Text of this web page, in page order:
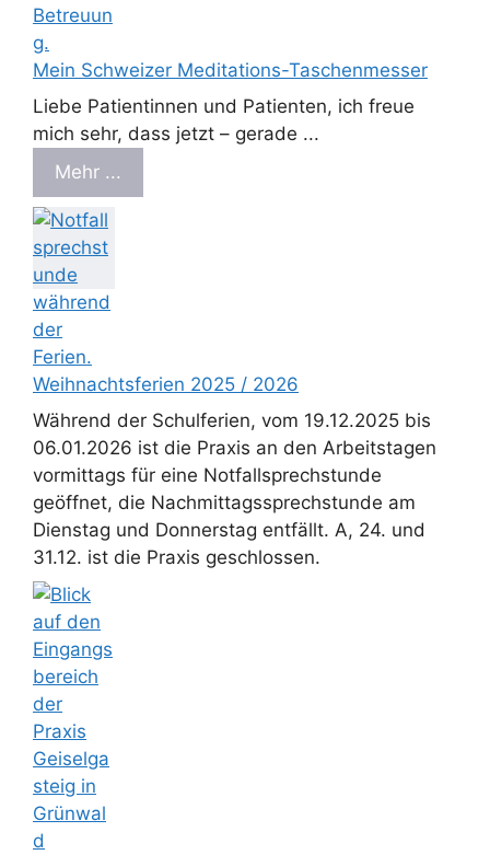
Mein Schweizer Meditations-Taschenmesser
Liebe Patientinnen und Patienten, ich freue
mich sehr, dass jetzt – gerade ...
Mehr ...
Weihnachtsferien 2025 / 2026
Während der Schulferien, vom 19.12.2025 bis
06.01.2026 ist die Praxis an den Arbeitstagen
vormittags für eine Notfallsprechstunde
geöffnet, die Nachmittagssprechstunde am
Dienstag und Donnerstag entfällt. A, 24. und
31.12. ist die Praxis geschlossen.